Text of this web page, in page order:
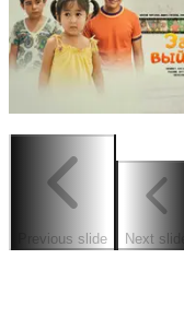
Previous slide Next slide